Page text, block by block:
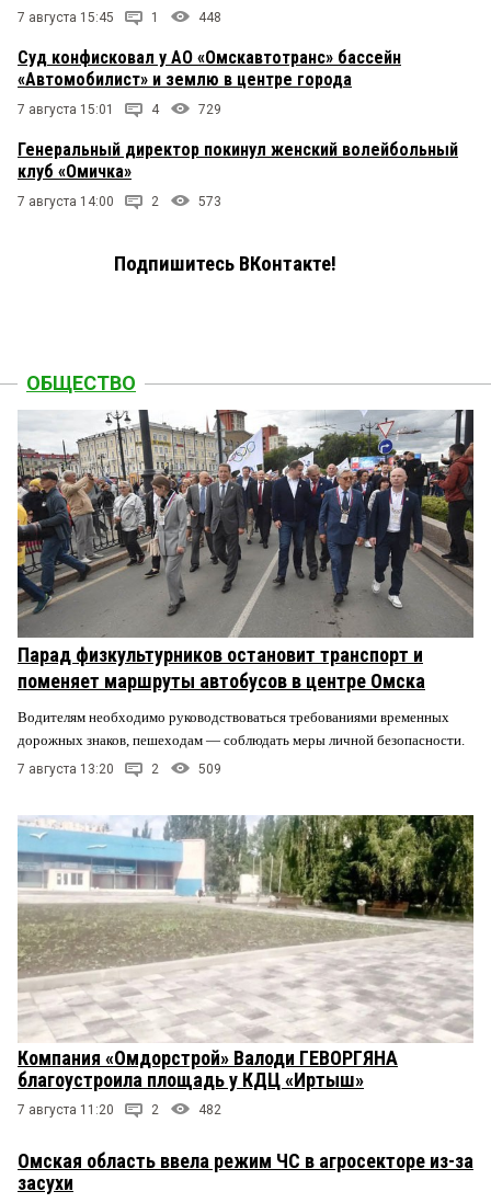
7 августа 15:45 1 448
Суд конфисковал у АО «Омскавтотранс» бассейн
«Автомобилист» и землю в центре города
7 августа 15:01 4 729
Генеральный директор покинул женский волейбольный
клуб «Омичка»
7 августа 14:00 2 573
Подпишитесь ВКонтакте!
ОБЩЕСТВО
Парад физкультурников остановит транспорт и
поменяет маршруты автобусов в центре Омска
Водителям необходимо руководствоваться требованиями временных
дорожных знаков, пешеходам — соблюдать меры личной безопасности.
7 августа 13:20 2 509
Компания «Омдорстрой» Валоди ГЕВОРГЯНА
благоустроила площадь у КДЦ «Иртыш»
7 августа 11:20 2 482
Омская область ввела режим ЧС в агросекторе из-за
засухи